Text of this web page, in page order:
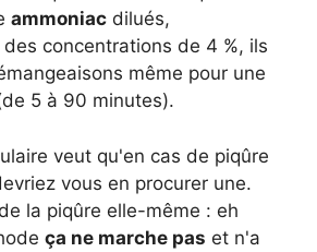
ammoniac dilués,
concentrations de 4 %, ils
même pour une
5 à 90 minutes).
veut qu'en cas de piqûre
vous en procurer une.
la piqûre elle-même : eh
ça ne marche pas et n'a